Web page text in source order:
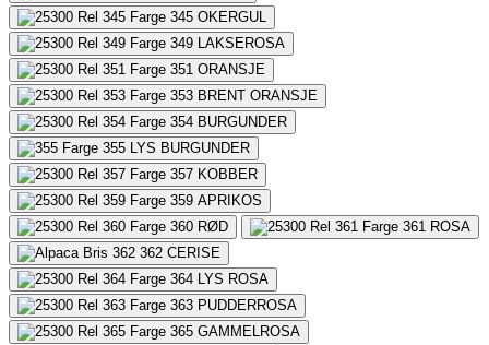
345 OKERGUL
349 LAKSEROSA
351 ORANSJE
353 BRENT ORANSJE
354 BURGUNDER
355 LYS BURGUNDER
357 KOBBER
359 APRIKOS
360 RØD 361 ROSA
362 CERISE
364 LYS ROSA
363 PUDDERROSA
365 GAMMELROSA